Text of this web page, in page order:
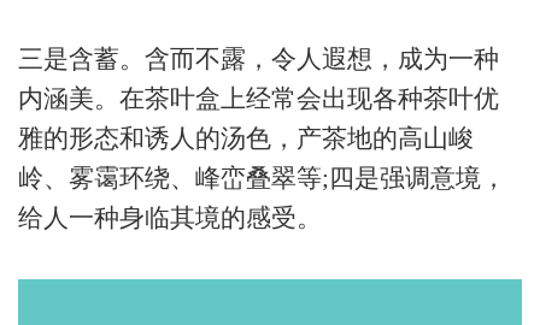
三是含蓄。含而不露，令人遐想，成为一种
内涵美。在茶叶盒上经常会出现各种茶叶优
雅的形态和诱人的汤色，产茶地的高山峻
岭、雾霭环绕、峰峦叠翠等;四是强调意境，
给人一种身临其境的感受。